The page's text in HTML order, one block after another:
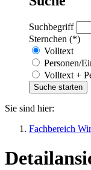
Suchbegriff
Sternchen (*)
Volltext
Personen/
Volltext +
Sie sind hier:
Fachbereich